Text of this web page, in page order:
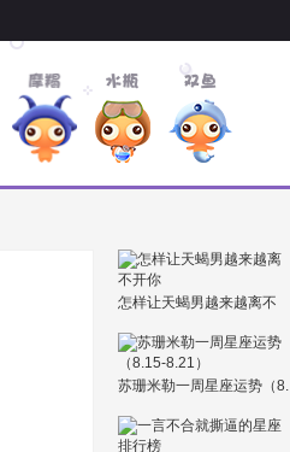
怎样让天蝎男越来越离不
苏珊米勒一周星座运势（8.